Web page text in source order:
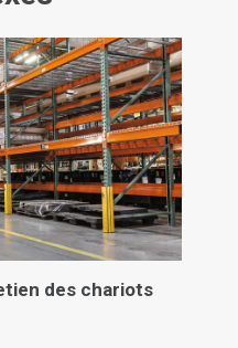
des chariots